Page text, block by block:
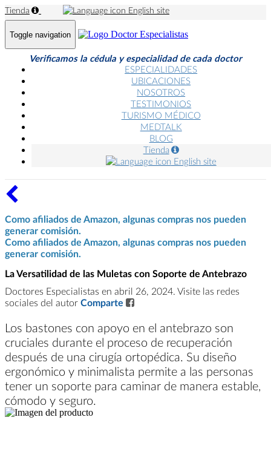
Tienda English site
Toggle navigation
Verificamos la cédula y especialidad de cada doctor
ESPECIALIDADES
UBICACIONES
NOSOTROS
TESTIMONIOS
TURISMO MÉDICO
MEDTALK
BLOG
Tienda
English site
Como afiliados de Amazon, algunas compras nos pueden
generar comisión.
Como afiliados de Amazon, algunas compras nos pueden
generar comisión.
La Versatilidad de las Muletas con Soporte de Antebrazo
Doctores Especialistas en abril 26, 2024. Visite las redes
sociales del autor Comparte
Los bastones con apoyo en el antebrazo son
cruciales durante el proceso de recuperación
después de una cirugía ortopédica. Su diseño
ergonómico y minimalista permite a las personas
tener un soporte para caminar de manera estable,
cómodo y seguro.